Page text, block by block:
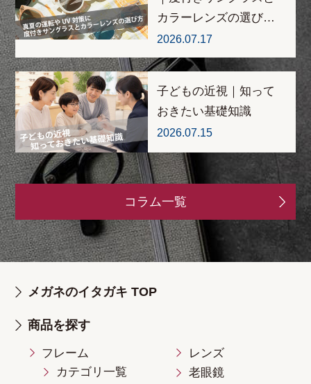
カラーレンズの選び…
2026.07.17
子どもの近視｜知って
おきたい基礎知識
2026.07.15
コラム一覧
メガネのイタガキ TOP
商品を探す
フレーム
カテゴリ一覧
レンズ
老眼鏡